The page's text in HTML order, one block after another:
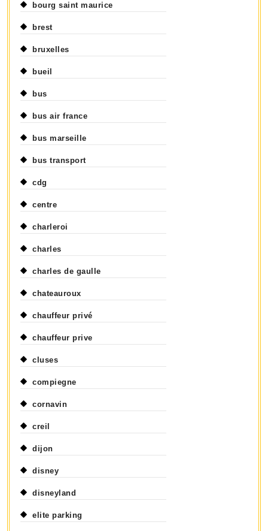
bourg saint maurice
brest
bruxelles
bueil
bus
bus air france
bus marseille
bus transport
cdg
centre
charleroi
charles
charles de gaulle
chateauroux
chauffeur privé
chauffeur prive
cluses
compiegne
cornavin
creil
dijon
disney
disneyland
elite parking